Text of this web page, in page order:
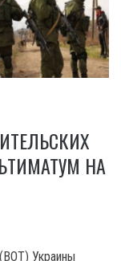
НА
Украины